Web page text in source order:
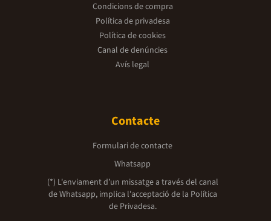
Condicions de compra
Política de privadesa
Política de cookies
Canal de denúncies
Avís legal
Contacte
Formulari de contacte
Whatsapp
(*) L'enviament d’un missatge a través del canal
de Whatsapp, implica l'acceptació de la Política
de Privadesa.